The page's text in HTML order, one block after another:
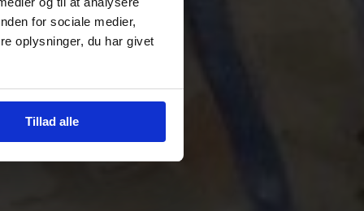
for sociale medier,
oplysninger, du har givet
Tillad alle